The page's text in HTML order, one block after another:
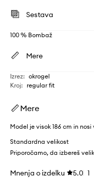
Sestava
100 % Bombaž
Mere
Izrez: okrogel
Kroj: regular fit
Mere
Model je visok 186 cm in
Standardna velikost
Priporočamo, da izbereš
Mnenja o izdelku 5.0 1